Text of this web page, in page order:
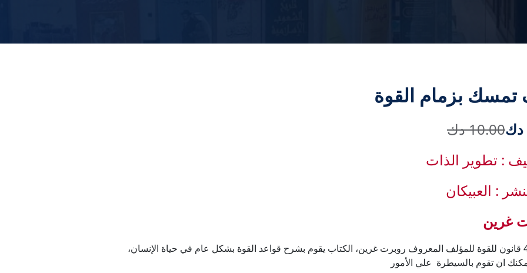
تمسك بزمام القوة
10.00 دك
: تطوير الذات
: العبيكان
غرين
كتاب 48 قانون للقوة للمؤلف المعروف روبرت غرين، الكتاب يقوم بشرح قواعد القوة بشكل عام في حياة الإنسان،
ان تقوم بالسيطرة علي الأمور